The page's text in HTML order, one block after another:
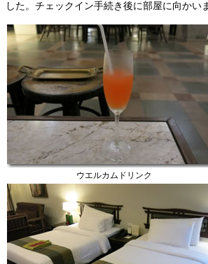
した。チェックイン手続き後に部屋に向かい
ウエルカムドリンク